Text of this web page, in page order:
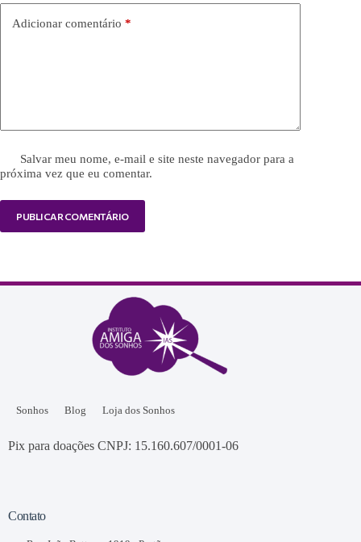
Adicionar comentário *
Salvar meu nome, e-mail e site neste navegador para a
próxima vez que eu comentar.
PUBLICAR COMENTÁRIO
Sonhos Blog Loja dos Sonhos
Pix para doações CNPJ: 15.160.607/0001-06
Contato